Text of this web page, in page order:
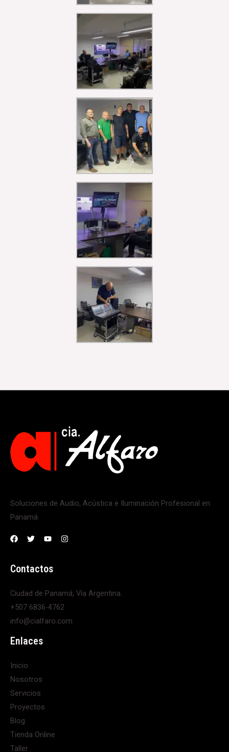
Soluciones de Audio, Acústica e Iluminación Profesional en
Panamá
Contactos
Ciudad de Panamá, Vía Argentina.
+507 6836-4762
info@cialfaro.com
Enlaces
Inicio
Nosotros
Servicios
Proyectos
Blog
Tienda Online
Taller